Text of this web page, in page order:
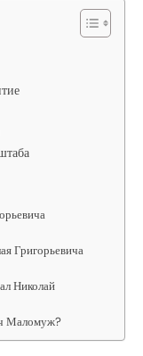
Григорьевича
Николай
Маломуж?